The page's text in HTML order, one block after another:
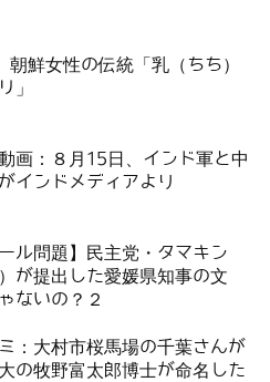
鮮女性の伝統「乳（ちち）
」
画：８月15日、インド軍と中
インドメディアより
ル問題】民主党・タマキン
が提出した愛媛県知事の文
ないの？２
：大村市桜馬場の千葉さんが
の牧野富太郎博士が命名した